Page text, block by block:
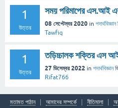
1
উত্তর
সময় পরিমাপের এস.আই
08 সেপ্টেম্বর 2020 in পদার্থবিজ্ঞান
Tawfiq
1
উত্তর
তড়িচ্চালক শক্তির এস
27 ডিসেম্বর 2022 in পদার্থবিজ্ঞান
Rifat766
মতামত পাঠান আমাদের সম্পর্কে নীতিমালা